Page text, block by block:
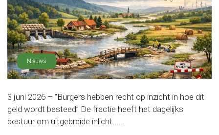
Nieuws
3 juni 2026 – “Burgers hebben recht op inzicht in hoe dit
geld wordt besteed” De fractie heeft het dagelijks
bestuur om uitgebreide inlicht......